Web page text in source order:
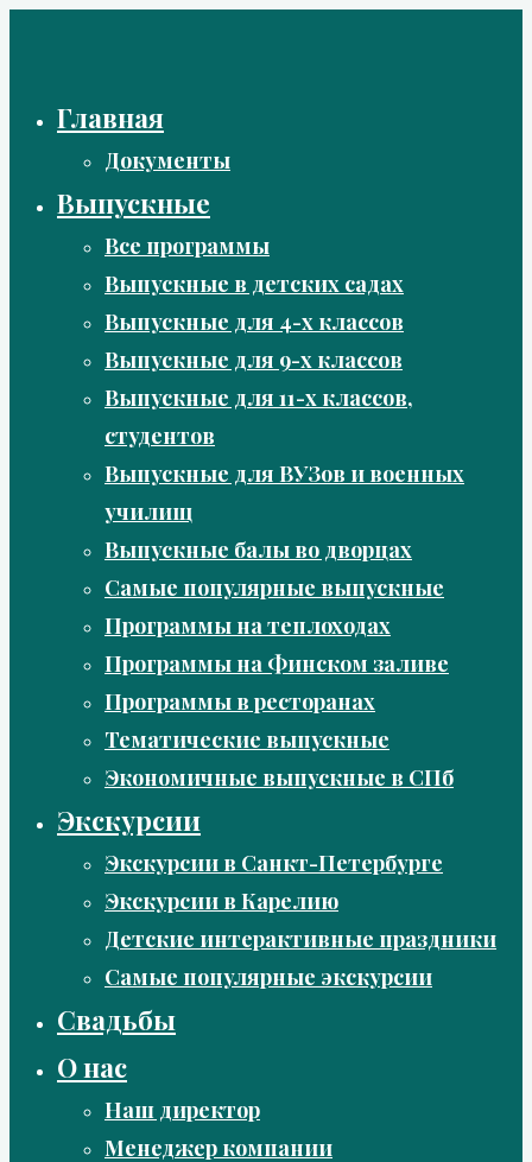
Главная
Документы
Выпускные
Все программы
Выпускные в детских садах
Выпускные для 4-х классов
Выпускные для 9-х классов
Выпускные для 11-х классов,
студентов
Выпускные для ВУЗов и военных
училищ
Выпускные балы во дворцах
Самые популярные выпускные
Программы на теплоходах
Программы на Финском заливе
Программы в ресторанах
Тематические выпускные
Экономичные выпускные в СПб
Экскурсии
Экскурсии в Санкт-Петербурге
Экскурсии в Карелию
Детские интерактивные праздники
Самые популярные экскурсии
Свадьбы
О нас
Наш директор
Менеджер компании